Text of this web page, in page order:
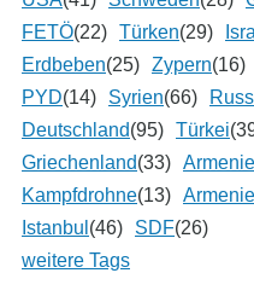
FETÖ(22) Türken(29)
Erdbeben(25) Zypern(16)
PYD(14) Syrien(66)
Deutschland(95) Türkei
Griechenland(33)
Kampfdrohne(13)
Istanbul (46) SDF(26)
weitere Tags